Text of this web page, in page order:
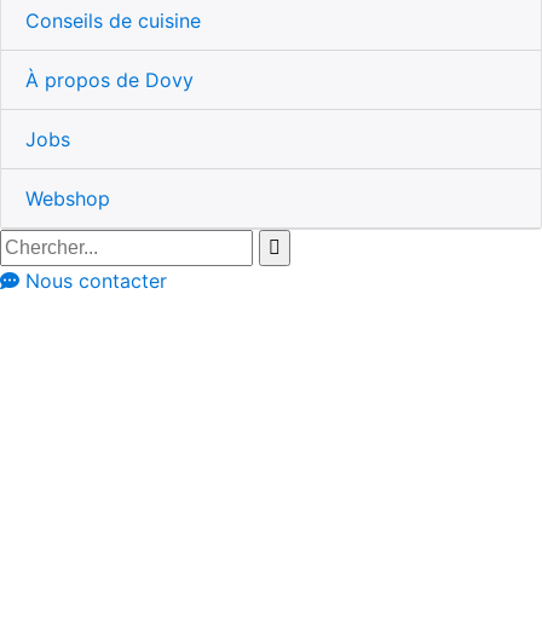
Conseils de cuisine
À propos de Dovy
Jobs
Webshop
Nous contacter